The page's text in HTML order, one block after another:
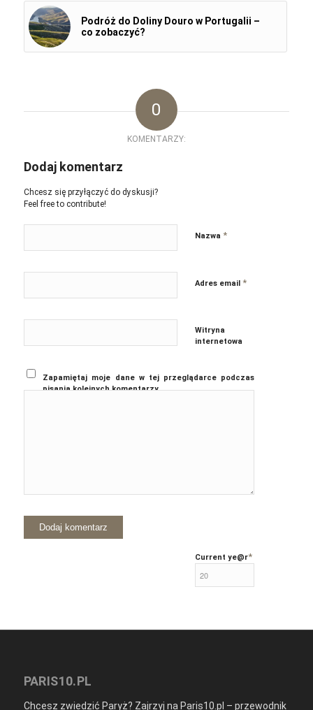
Podróż do Doliny Douro w Portugalii –
co zobaczyć?
0
KOMENTARZY:
Dodaj komentarz
Chcesz się przyłączyć do dyskusji?
Feel free to contribute!
Nazwa *
Adres email *
Witryna
internetowa
Zapamiętaj moje dane w tej przeglądarce podczas
pisania kolejnych komentarzy.
Current ye@r*
PARIS10.PL
Chcesz zwiedzić Paryż? Zajrzyj na Paris10.pl – przewodnik